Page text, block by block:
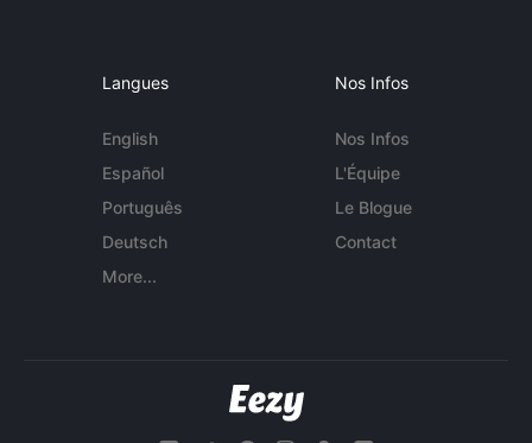
Langues
English
Español
Português
Deutsch
More...
Nos Infos
Nos Infos
L'Équipe
Le Blogue
Contact